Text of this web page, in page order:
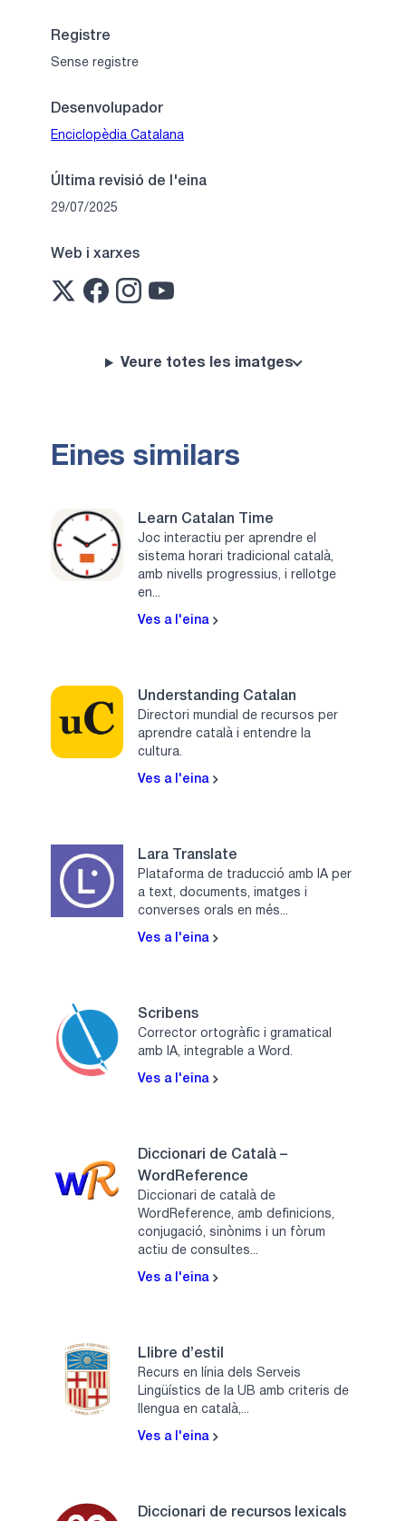
Registre
Sense registre
Desenvolupador
Enciclopèdia Catalana
Última revisió de l'eina
29/07/2025
Web i xarxes
Veure totes les imatges
Eines similars
Learn Catalan Time
Joc interactiu per aprendre el
sistema horari tradicional català,
amb nivells progressius, i rellotge
en...
Ves a l'eina
Understanding Catalan
Directori mundial de recursos per
aprendre català i entendre la
cultura.
Ves a l'eina
Lara Translate
Plataforma de traducció amb IA per
a text, documents, imatges i
converses orals en més...
Ves a l'eina
Scribens
Corrector ortogràfic i gramatical
amb IA, integrable a Word.
Ves a l'eina
Diccionari de Català –
WordReference
Diccionari de català de
WordReference, amb definicions,
conjugació, sinònims i un fòrum
actiu de consultes...
Ves a l'eina
Llibre d’estil
Recurs en línia dels Serveis
Lingüístics de la UB amb criteris de
llengua en català,...
Ves a l'eina
Diccionari de recursos lexicals